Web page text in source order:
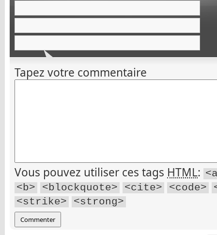
Tapez votre commentaire
Vous pouvez utiliser ces tags HTML:
<b>
<blockquote> <cite> <code>
<strike>
<strong>